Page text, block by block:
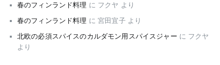
春のフィンランド料理 に フクヤ より
春のフィンランド料理 に宮田宜子 より
北欧の必須スパイスのカルダモン用スパイスジャー に フクヤ
より